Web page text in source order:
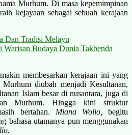
Murhum. Di masa kepemimpinan
kejayaan sebagai sebuah kerajaan
Dan Tradisi Melayu
Budaya Dunia Takbenda
membesarkan kerajaan ini yang
diubah menjadi Kesultanan,
Islam besar di nusantara, juga di
Murhum. Hingga kini struktur
bertahan. Miana Wolio,begitu
bahasa utamanya pun menggunakan